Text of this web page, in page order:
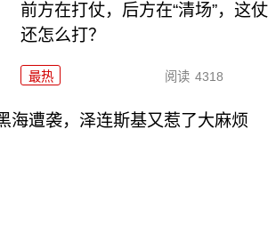
前方在打仗，后方在“清场”，这仗
还怎么打？
最热 阅读 4318
海遭袭，泽连斯基又惹了大麻烦